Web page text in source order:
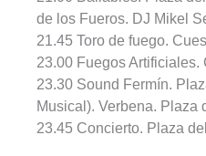
de los Fueros. DJ Mikel
21.45 Toro de fuego.
23.00 Fuegos Artificiales.
23.30 Sound Fermín.
Musical). Verbena. Plaza
23.45 Concierto. Plaza